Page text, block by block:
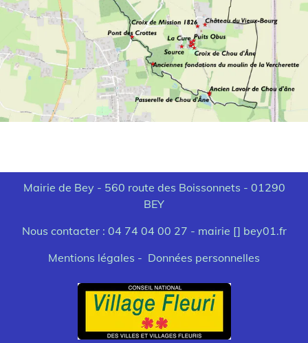
Mairie de Bey - 560 route des Boissonnets - 01290
BEY
Nous contacter : 04 74 04 00 27 - mairie [] bey01.fr
Mentions légales - Données personnelles